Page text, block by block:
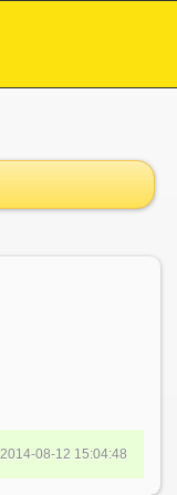
2014-08-12 15:04:48